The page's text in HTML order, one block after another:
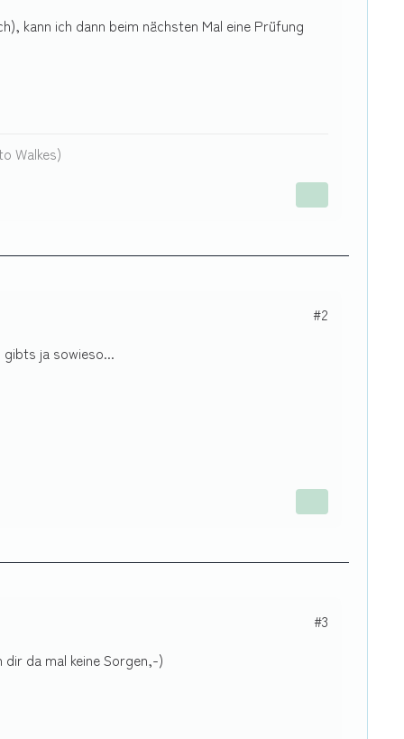
kann ich dann beim nächsten Mal eine Prüfung
Walkes)
#2
ja sowieso...
#3
da mal keine Sorgen,-)